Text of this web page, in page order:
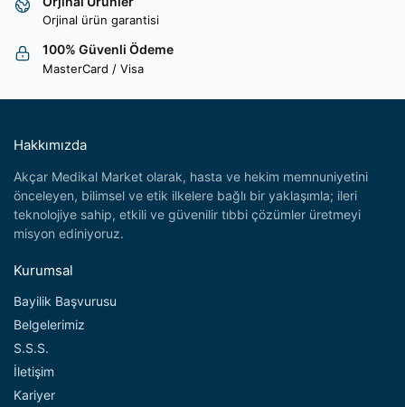
Orjinal ürün garantisi
100% Güvenli Ödeme
MasterCard / Visa
Hakkımızda
Akçar Medikal Market olarak, hasta ve hekim memnuniyetini
önceleyen, bilimsel ve etik ilkelere bağlı bir yaklaşımla; ileri
teknolojiye sahip, etkili ve güvenilir tıbbi çözümler üretmeyi
misyon ediniyoruz.
Kurumsal
Bayilik Başvurusu
Belgelerimiz
S.S.S.
İletişim
Kariyer